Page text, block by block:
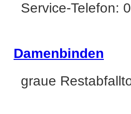
Service-Telefon:
Damenbinden
graue